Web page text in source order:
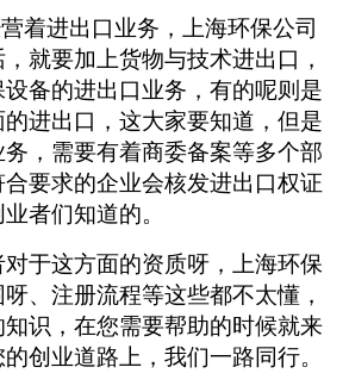
着进出口业务，上海环保公司
就要加上货物与技术进出口，
备的进出口业务，有的呢则是
进出口，这大家要知道，但是
，需要有着商委备案等多个部
要求的企业会核发进出口权证
者们知道的。
于这方面的资质呀，上海环保
、注册流程等这些都不太懂，
识，在您需要帮助的时候就来
创业道路上，我们一路同行。